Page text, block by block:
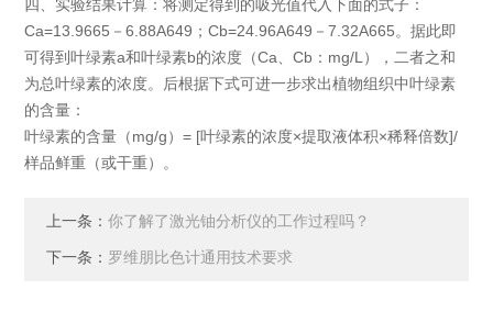
四、实验结果计算：将测定得到的吸光值代入下面的式子：
Ca=13.9665－6.88A649；Cb=24.96A649－7.32A665。据此即
可得到叶绿素a和叶绿素b的浓度（Ca、Cb：mg/L），二者之和
为总叶绿素的浓度。后根据下式可进一步求出植物组织中叶绿素
的含量：
叶绿素的含量（mg/g）= [叶绿素的浓度×提取液体积×稀释倍数]/
样品鲜重（或干重）。
上一条：你了解了激光铀分析仪的工作过程吗？
下一条： 罗维朋比色计通用技术要求